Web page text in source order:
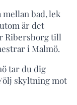
bad, lek
är det
Ribersborg till
i Malmö.
tar du dig
skyltning mot